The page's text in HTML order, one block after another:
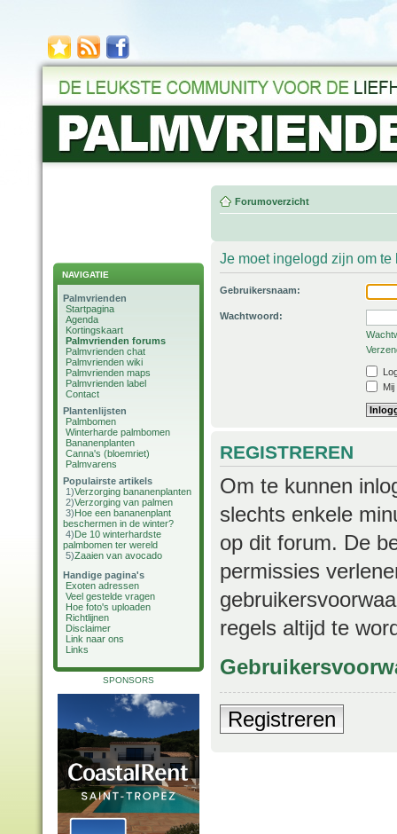
NAVIGATIE
Palmvrienden
Startpagina
Agenda
Kortingskaart
Palmvrienden forums
Palmvrienden chat
Palmvrienden wiki
Palmvrienden maps
Palmvrienden label
Contact
Plantenlijsten
Palmbomen
Winterharde palmbomen
Bananenplanten
Canna's (bloemriet)
Palmvarens
Populairste artikels
1)Verzorging bananenplanten
2)Verzorging van palmen
3)Hoe een bananenplant
beschermen in de winter?
4)De 10 winterhardste
palmbomen ter wereld
5)Zaaien van avocado
Handige pagina's
Exoten adressen
Veel gestelde vragen
Hoe foto's uploaden
Richtlijnen
Disclaimer
Link naar ons
Links
SPONSORS
Forumoverzicht
Je moet ingelogd zijn om
Gebruikersnaam:
Wachtwoord:
REGISTREREN
Om te kunnen
slechts enkele
op dit forum. De
permissies
regels altijd te
Registreren